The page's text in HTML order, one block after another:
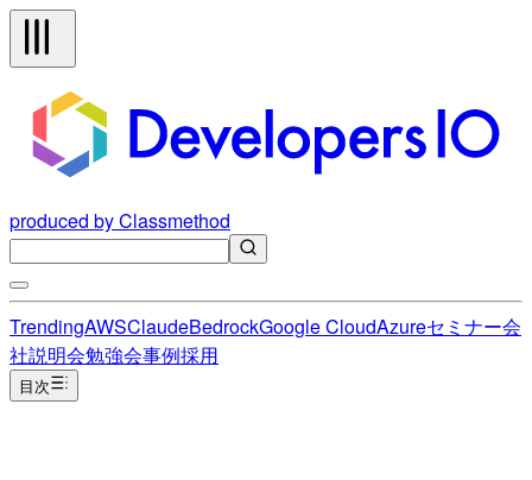
produced by Classmethod
TrendingAWSClaudeBedrockGoogle CloudAzureセミナー会
社説明会勉強会事例採用
目次